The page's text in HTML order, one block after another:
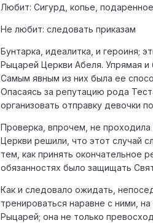
Любит: Сигурд, копье,
Не любит: следовать приказам
Бунтарка, идеалитка, и героиня;
Рыцарей Церкви Абеля. Упрямая и
Самым явным из них была ее
Опасаясь за репутацию рода
организовать отправку девочки
Проверка, впрочем, не
Церкви решили, что этот случай
тем, как принять окончательное
обязанностях было защищать
Как и следовало ожидать,
тренироваться наравне с ними,
Рыцарей; она не только